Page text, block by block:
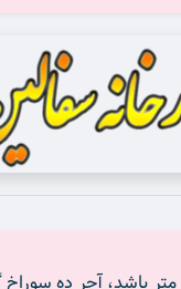
سطح مقطع آن دارای ده سوراخ به